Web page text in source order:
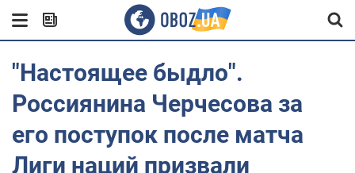
"Настоящее быдло".
Россиянина Черчесова за
его поступок после матча
Лиги наций призвали